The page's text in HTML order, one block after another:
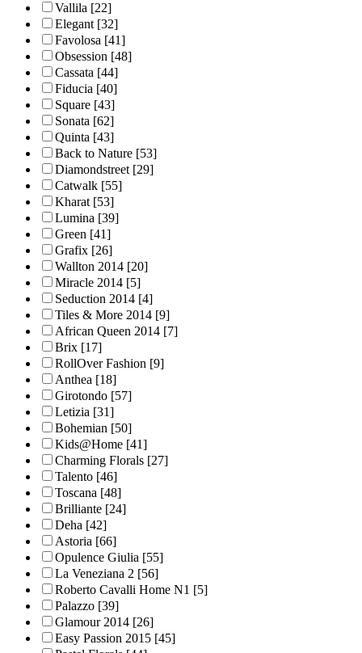
Vallila [22]
Elegant [32]
Favolosa [41]
Obsession [48]
Cassata [44]
Fiducia [40]
Square [43]
Sonata [62]
Quinta [43]
Back to Nature [53]
Diamondstreet [29]
Catwalk [55]
Kharat [53]
Lumina [39]
Green [41]
Grafix [26]
Wallton 2014 [20]
Miracle 2014 [5]
Seduction 2014 [4]
Tiles & More 2014 [9]
African Queen 2014 [7]
Brix [17]
RollOver Fashion [9]
Anthea [18]
Girotondo [57]
Letizia [31]
Bohemian [50]
Kids@Home [41]
Charming Florals [27]
Talento [46]
Toscana [48]
Brilliante [24]
Deha [42]
Astoria [66]
Opulence Giulia [55]
La Veneziana 2 [56]
Roberto Cavalli Home N1 [5]
Palazzo [39]
Glamour 2014 [26]
Easy Passion 2015 [45]